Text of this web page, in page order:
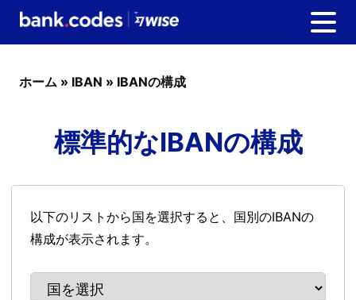
ホーム » IBAN » IBANの構成
標準的なIBANの構成
以下のリストから国を選択すると、国別のIBANの
構成が表示されます。